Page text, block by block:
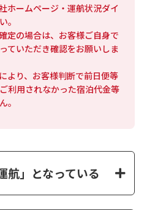
ホームページ・運航状況ダイ
。
定の場合は、お客様ご自身で
ていただき確認をお願いしま
より、お客様判断で前日便等
利用されなかった宿泊代金等
。
航」となっている